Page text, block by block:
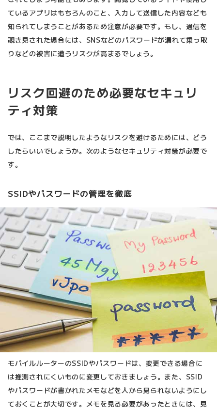
ているアプリはもちろんのこと、入力して送信した内容なども
知られてしまうことがあるため注意が必要です。もし、通信を
覗き見された場合には、SNSなどのパスワードが漏れて乗っ取
りなどの被害に遭うリスクが高まるでしょう。
リスク回避のため必要なセキュリ
ティ対策
では、ここまで説明したようなリスクを避けるためには、どう
したらいいでしょうか。次のようなセキュリティ対策が必要で
す。
SSIDやパスワードの管理を徹底
モバイルルーターのSSIDやパスワードは、変更できる場合に
は推測されにくいものに変更しておきましょう。また、SSID
やパスワードが書かれたメモなどを人から見られないようにし
ておくことが大切です。メモを見る必要があったときには、見